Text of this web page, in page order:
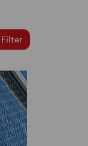
Filter